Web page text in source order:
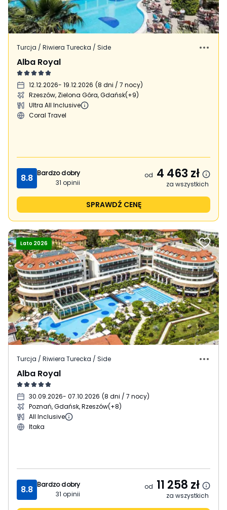
Turcja / Riwiera Turecka / Side
Alba Royal
12.12.2026- 19.12.2026 (8 dni / 7 nocy)
Rzeszów, Zielona Góra, Gdańsk(+9)
Ultra All Inclusive
Coral Travel
8.8 Bardzo dobry
31 opinii
od 4 463 zł
za wszystkich
SPRAWDŹ CENĘ
Lato 2026
Turcja / Riwiera Turecka / Side
Alba Royal
30.09.2026- 07.10.2026 (8 dni / 7 nocy)
Poznań, Gdańsk, Rzeszów(+8)
All Inclusive
Itaka
8.8 Bardzo dobry
31 opinii
od 11 258 zł
za wszystkich